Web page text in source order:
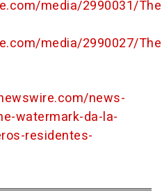
media/2990031/
media/2990027/
news-
watermark-da-la-
residentes-